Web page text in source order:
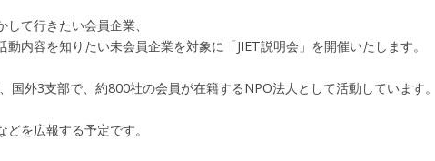
て行きたい会員企業、
内容を知りたい未会員企業を対象に「JIET説明会」を開催いたします。
国外3支部で、約800社の会員が在籍するNPO法人として活動しています。
を広報する予定です。